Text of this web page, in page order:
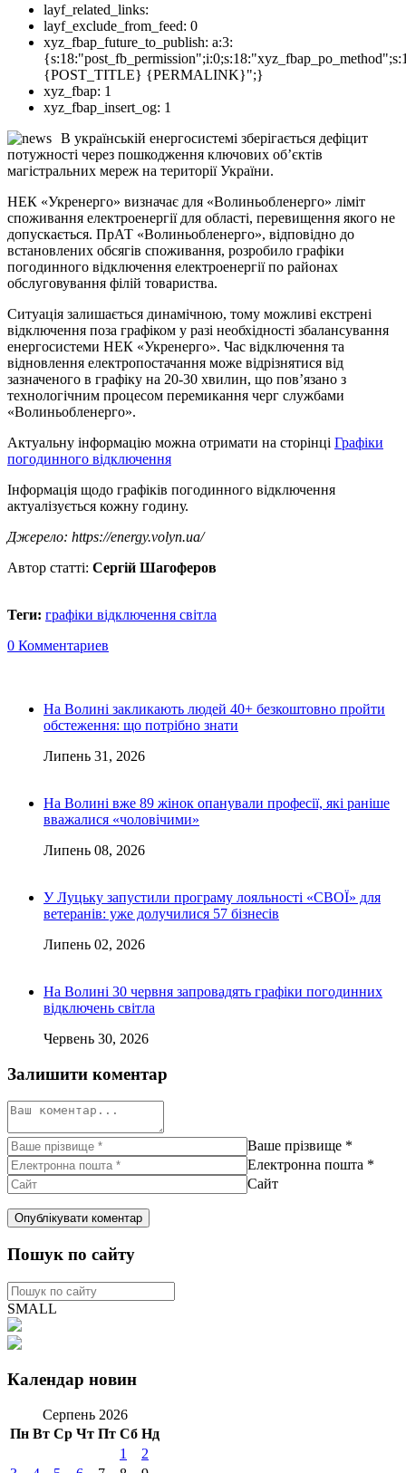
layf_related_links:
layf_exclude_from_feed: 0
xyz_fbap_future_to_publish: a:3:
{POST_TITLE} {PERMALINK}";}
xyz_fbap: 1
xyz_fbap_insert_og: 1
В українській енергосистемі зберігається дефіцит
потужності через пошкодження ключових об’єктів
магістральних мереж на території України.
НЕК «Укренерго» визначає для «Волиньобленерго» ліміт
споживання електроенергії для області, перевищення якого не
допускається. ПрАТ «Волиньобленерго», відповідно до
встановлених обсягів споживання, розробило графіки
погодинного відключення електроенергії по районах
обслуговування філій товариства.
Ситуація залишається динамічною, тому можливі екстрені
відключення поза графіком у разі необхідності збалансування
енергосистеми НЕК «Укренерго». Час відключення та
відновлення електропостачання може відрізнятися від
зазначеного в графіку на 20-30 хвилин, що пов’язано з
технологічним процесом перемикання черг службами
«Волиньобленерго».
Актуальну інформацію можна отримати на сторінці Графіки
погодинного відключення
Інформація щодо графіків погодинного відключення
актуалізується кожну годину.
Джерело: https://energy.volyn.ua/
Автор статті: Сергій Шагоферов
Теги: графіки відключення світла
0 Комментариев
На Волині закликають людей 40+ безкоштовно пройти
обстеження: що потрібно знати
Липень 31, 2026
На Волині вже 89 жінок опанували професії, які раніше
вважалися «чоловічими»
Липень 08, 2026
У Луцьку запустили програму лояльності «СВОЇ» для
ветеранів: уже долучилися 57 бізнесів
Липень 02, 2026
На Волині 30 червня запровадять графіки погодинних
відключень світла
Червень 30, 2026
Залишити коментар
Ваше прізвище *
Електронна пошта *
Сайт
Пошук по сайту
SMALL
Календар новин
Серпень 2026
Пн Вт Ср Чт Пт Сб Нд
1
2